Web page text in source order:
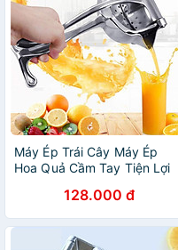
Máy Ép Trái Cây Máy Ép
Hoa Quả Cầm Tay Tiện Lợi
128.000 đ